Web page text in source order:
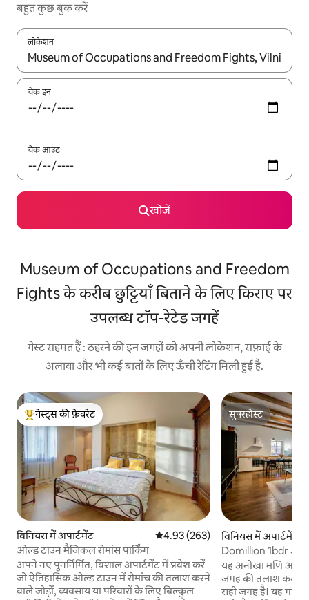
बहुत कुछ बुक करें
लोकेशन
नतीजों के उपलब्ध होने पर, अप और डाउन 'ऐरो की' का इस्तेमाल करके नेविगेट
चेक इन
चेक आउट
खोजें
Museum of Occupations and Freedom
Fights के करीब छुट्टियाँ बिताने के लिए किराए पर
उपलब्ध टॉप-रेटेड जगहें
गेस्ट सहमत हैं : ठहरने की इन जगहों को अपनी लोकेशन, सफ़ाई के
अलावा और भी कई बातों के लिए ऊँची रेटिंग मिली हुई है.
गेस्ट्स का टॉप फ़ेवरेट
गेस्ट्स की फ़ेवरेट
विनियस में अपार्टमेंट औसत रेटिंग 5 में से 4.93, 263 समीक्षाएँ
4.93 (263)
ओल्ड टाउन मैजिकल रोमांस पार्किंग
अपने नए पुनर्निर्मित, विशाल अपार्टमेंट में प्रवेश करें
जो ऐतिहासिक ओल्ड टाउन में रोमांच की तलाश करने
वाले जोड़ों, व्यवसाय या परिवारों के लिए बिल्कुल
सुपरहोस्ट
सुपरहोस्ट
विनियस में अपार्टमेंट
Domillion 1bdr
एपीटी Tr41
यह अनोखा मणि
जगह की तलाश करने
सही जगह है। यह